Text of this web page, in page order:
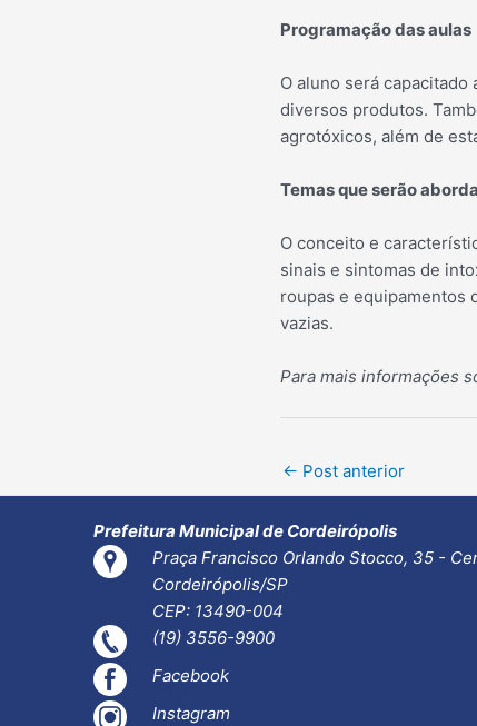
Programação das aulas
O aluno será
diversos produtos.
agrotóxicos, além de
Temas que serão
O conceito e
sinais e sintomas de
roupas e equipamentos
vazias.
Para mais informações
Post
← Post anterior
Prefeitura Municipal de Cordeirópolis
Praça Francisco Orlando Stocco, 35 -
Cordeirópolis/SP
CEP: 13490-004
(19) 3556-9900
Facebook
Instagram